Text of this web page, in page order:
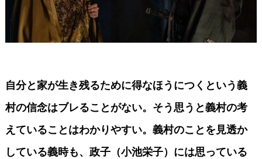
自分と家が生き残るために得なほうにつくという義
村の信念はブレることがない。そう思うと義村の考
えていることはわかりやすい。義村のことを見透か
している義時も、政子（小池栄子）には思っている